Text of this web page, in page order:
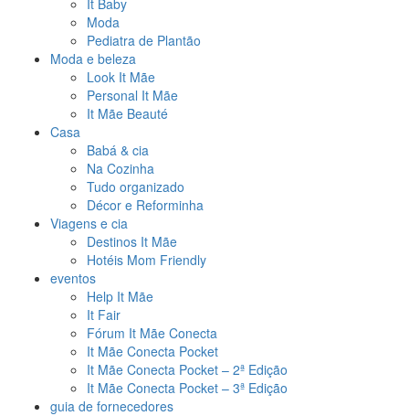
It Baby
Moda
Pediatra de Plantão
Moda e beleza
Look It Mãe
Personal It Mãe
It Mãe Beauté
Casa
Babá & cia
Na Cozinha
Tudo organizado
Décor e Reforminha
Viagens e cia
Destinos It Mãe
Hotéis Mom Friendly
eventos
Help It Mãe
It Fair
Fórum It Mãe Conecta
It Mãe Conecta Pocket
It Mãe Conecta Pocket – 2ª Edição
It Mãe Conecta Pocket – 3ª Edição
guia de fornecedores